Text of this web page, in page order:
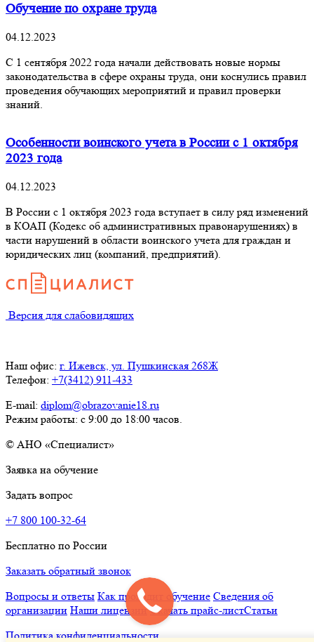
Обучение по охране труда
04.12.2023
С 1 сентября 2022 года начали действовать новые нормы
законодательства в сфере охраны труда, они коснулись правил
проведения обучающих мероприятий и правил проверки
знаний.
Особенности воинского учета в России с 1 октября
2023 года
04.12.2023
В России с 1 октября 2023 года вступает в силу ряд изменений
в КОАП (Кодекс об административных правонарушениях) в
части нарушений в области воинского учета для граждан и
юридических лиц (компаний, предприятий).
Версия для слабовидящих
Наш офис: г. Ижевск, ул. Пушкинская 268Ж
Телефон: +7(3412) 911-433
E-mail: diplom@obrazovanie18.ru
Режим работы: с 9:00 до 18:00 часов.
© АНО «Специалист»
Заявка на обучение
Задать вопрос
+7 800 100-32-64
Бесплатно по России
Заказать обратный звонок
Вопросы и ответы Как проходит обучение Сведения об
организации Наши лицензии Скачать прайс-листСтатьи
Политика конфиденциальности